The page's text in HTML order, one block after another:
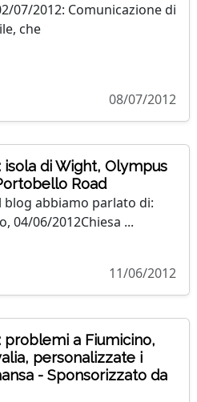
07/2012: Comunicazione di
che
08/07/2012
isola di Wight, Olympus
Road
blog abbiamo parlato di:
04/06/2012Chiesa ...
11/06/2012
problemi a Fiumicino,
personalizzate i
- Sponsorizzato da